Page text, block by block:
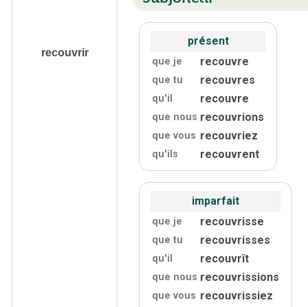
recouvrir
présent
que je recouvre
que tu recouvres
qu'il recouvre
que nous recouvrions
que vous recouvriez
qu'ils recouvrent
imparfait
que je recouvrisse
que tu recouvrisses
qu'il recouvrît
que nous recouvrissions
que vous recouvrissiez